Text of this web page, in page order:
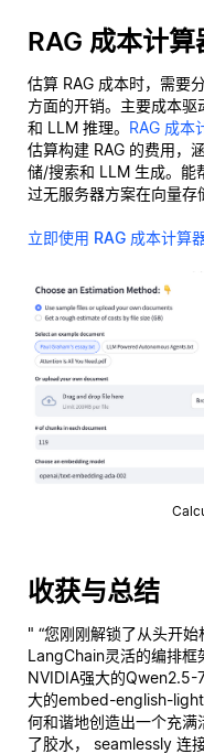
RAG 成本计算
估算 RAG 成本时，需要
方面的开销。主要成本
和 LLM 推理。 RAG 成本
估算构建 RAG 的费用，
储/搜索和 LLM 生成。能
过无服务器方案在向量存
立即使用 RAG 成本计算
收获与总结
" “您刚刚解锁了从头开
LangChain灵活的编排框
NVIDIA强大的
大的embed-english-
何和谐地创造出一个充
了胶水， seamlessly 连